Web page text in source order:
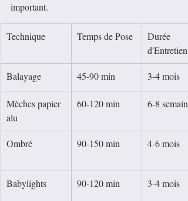
important.
Technique Temps de Pose
Durée
d'Entretien
Balayage 45-90 min 3-4 mois
Mèches papier
alu
60-120 min 6-8
Ombré 90-150 min 4-6 mois
Babylights 90-120 min 3-4 mois